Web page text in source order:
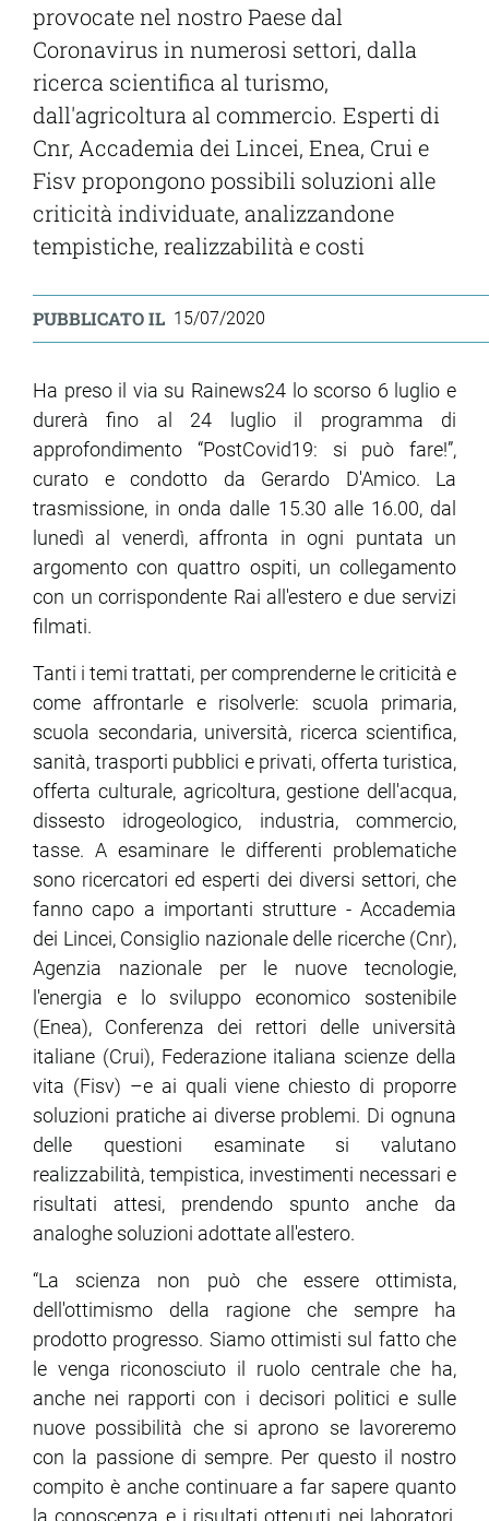
provocate nel nostro Paese dal
Coronavirus in numerosi settori, dalla
ricerca scientifica al turismo,
dall'agricoltura al commercio. Esperti di
Cnr, Accademia dei Lincei, Enea, Crui e
Fisv propongono possibili soluzioni alle
criticità individuate, analizzandone
tempistiche, realizzabilità e costi
PUBBLICATO IL 15/07/2020
Ha preso il via su Rainews24 lo scorso 6 luglio e
durerà fino al 24 luglio il programma di
approfondimento “PostCovid19: si può fare!”,
curato e condotto da Gerardo D'Amico. La
trasmissione, in onda dalle 15.30 alle 16.00, dal
lunedì al venerdì, affronta in ogni puntata un
argomento con quattro ospiti, un collegamento
con un corrispondente Rai all'estero e due servizi
filmati.
Tanti i temi trattati, per comprenderne le criticità e
come affrontarle e risolverle: scuola primaria,
scuola secondaria, università, ricerca scientifica,
sanità, trasporti pubblici e privati, offerta turistica,
offerta culturale, agricoltura, gestione dell'acqua,
dissesto idrogeologico, industria, commercio,
tasse. A esaminare le differenti problematiche
sono ricercatori ed esperti dei diversi settori, che
fanno capo a importanti strutture - Accademia
dei Lincei, Consiglio nazionale delle ricerche (Cnr),
Agenzia nazionale per le nuove tecnologie,
l'energia e lo sviluppo economico sostenibile
(Enea), Conferenza dei rettori delle università
italiane (Crui), Federazione italiana scienze della
vita (Fisv) –e ai quali viene chiesto di proporre
soluzioni pratiche ai diverse problemi. Di ognuna
delle questioni esaminate si valutano
realizzabilità, tempistica, investimenti necessari e
risultati attesi, prendendo spunto anche da
analoghe soluzioni adottate all'estero.
“La scienza non può che essere ottimista,
dell'ottimismo della ragione che sempre ha
prodotto progresso. Siamo ottimisti sul fatto che
le venga riconosciuto il ruolo centrale che ha,
anche nei rapporti con i decisori politici e sulle
nuove possibilità che si aprono se lavoreremo
con la passione di sempre. Per questo il nostro
compito è anche continuare a far sapere quanto
la conoscenza e i risultati ottenuti nei laboratori,